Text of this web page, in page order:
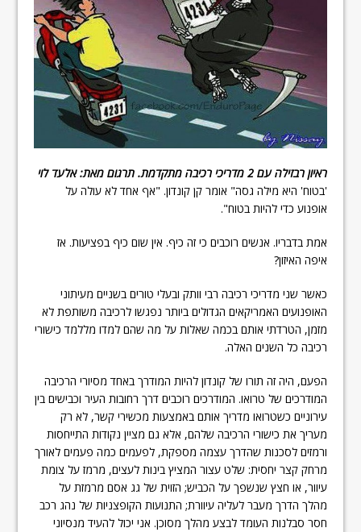
ראיון רבזילה עם 2 מדריכי רכיבה מתקדמת. תרגום מאת: אלעד לוי
'בטוח' היא מילה גסה" אומר קן קונדון. "אף אחד לא עולה על
אופנוע כדי להיות בטוח".
אמת בדבריו. אנשים רוכבים כי זה כיף. אין שום כיף בפציעות. אז
איפה האיזון?
כאשר שני מדריכי רכיבה רבי וותק ובעלי טורים בשניים מעיתוני
האופנועים האמריקאים הגדולים ביותר נפגשו לרכיבה משותפת לא
מזמן, הטרדתי אותם בכמה שאלות על מה שהם למדו מללמד כישורי
רכיבה כל השנים האלה.
הפעם, היה זה תורו של קונדון להיות המודרך באחד מסיורי הרכיבה
המודרכים של טרואו. המודרכים רוכבים דרך רחובות העיר וכבישים בין
עירוניים כשטרואו מדריך אותם באמצעות מכשירי קשר, לא רק
מעריך את כישורי הרכיבה שלהם, אלא גם מציין נקודות התייחסות
ורמזים לסכנות שהדרך עצמה מספקת, לפעמים כמה פעמים לאורך
מרחק קצר יחסית: שלט עצור המציץ בינות לעצים, מרמז על צומת
עיוור, או חצץ שנשפך על הכביש; הזוית של גג אסם מרמזת על
מהלך הדרך מעבר לעליה עיוורת; התנועות הקופצניות של נהג רכב
חסר סבלנות העומד לבצע מהלך מסוכן. אני יכול להעיד מנסיוני